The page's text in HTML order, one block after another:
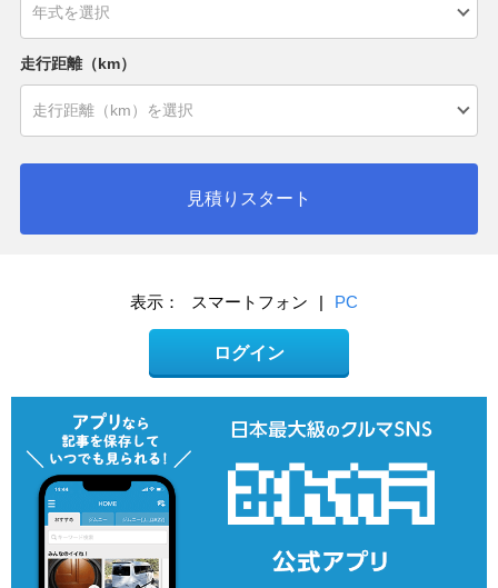
走行距離（km）
見積りスタート
表示： スマートフォン | PC
ログイン